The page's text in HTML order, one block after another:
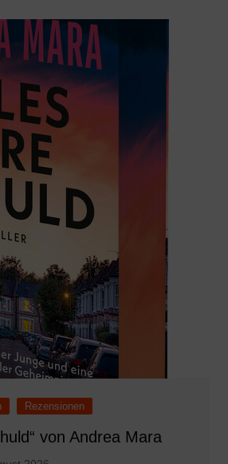
Rezensionen
von Andrea Mara